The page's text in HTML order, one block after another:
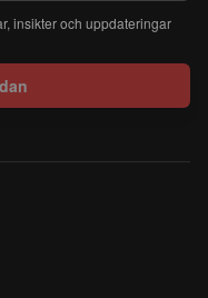
insikter och uppdateringar